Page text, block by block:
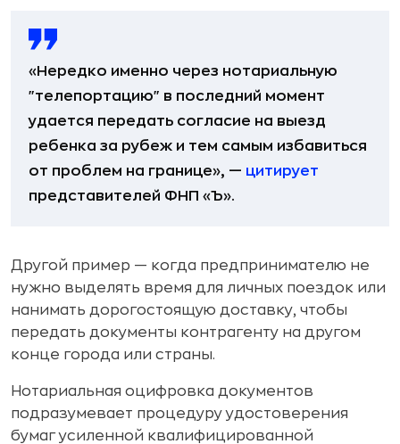
«Нередко именно через нотариальную
"телепортацию" в последний момент
удается передать согласие на выезд
ребенка за рубеж и тем самым избавиться
от проблем на границе», — цитирует
представителей ФНП «Ъ».
Другой пример — когда предпринимателю не
нужно выделять время для личных поездок или
нанимать дорогостоящую доставку, чтобы
передать документы контрагенту на другом
конце города или страны.
Нотариальная оцифровка документов
подразумевает процедуру удостоверения
бумаг усиленной квалифицированной